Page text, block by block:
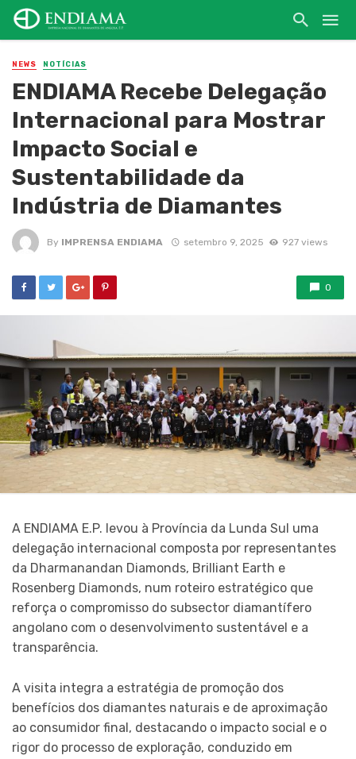
NEWS NOTÍCIAS
ENDIAMA Recebe Delegação
Internacional para Mostrar
Impacto Social e
Sustentabilidade da
Indústria de Diamantes
By IMPRENSA ENDIAMA setembro 9, 2025 927 views
0
A ENDIAMA E.P. levou à Província da Lunda Sul uma
delegação internacional composta por representantes
da Dharmanandan Diamonds, Brilliant Earth e
Rosenberg Diamonds, num roteiro estratégico que
reforça o compromisso do subsector diamantífero
angolano com o desenvolvimento sustentável e a
transparência.
A visita integra a estratégia de promoção dos
benefícios dos diamantes naturais e de aproximação
ao consumidor final, destacando o impacto social e o
rigor do processo de exploração, conduzido em